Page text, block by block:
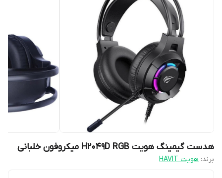
هدست گیمینگ هویت H2049D RGB میکروفون خلبانی
برند: هویت HAVIT